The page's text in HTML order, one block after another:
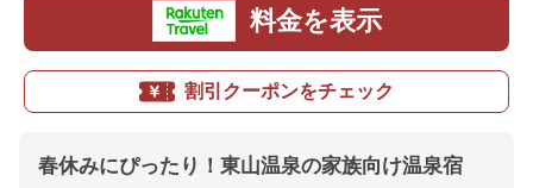
料金を表示
割引クーポンをチェック
春休みにぴったり！東山温泉の家族向け温泉宿